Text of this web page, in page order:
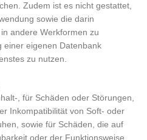
Zudem ist es nicht gestattet,
sowie die darin
andere Werkformen zu
einer eigenen Datenbank
zu nutzen.
, für Schäden oder Störungen,
Inkompatibilität von Soft- oder
sowie für Schäden, die auf
oder der Funktionsweise